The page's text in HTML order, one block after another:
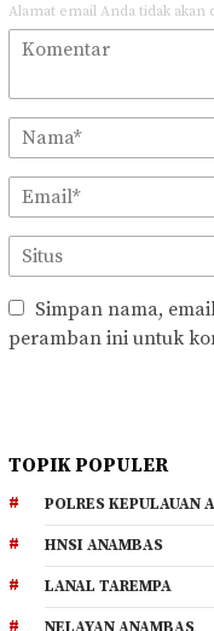
Alamat email Anda tidak akan
Simpan nama,
peramban ini untuk
TOPIK POPULER
POLRES KEPULAUAN
HNSI ANAMBAS
LANAL TAREMPA
NELAYAN ANAMBAS